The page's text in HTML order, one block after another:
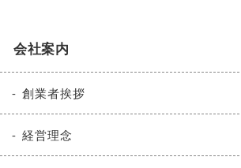
会社案内
創業者挨拶
経営理念